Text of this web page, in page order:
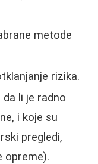
metode
rizika.
li je radno
i koje su
pregledi,
opreme).